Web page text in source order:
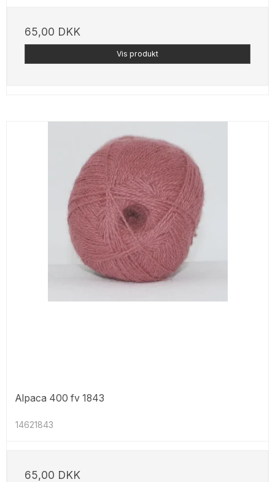
65,00 DKK
Vis produkt
Alpaca 400 fv 1843
14621843
65,00 DKK